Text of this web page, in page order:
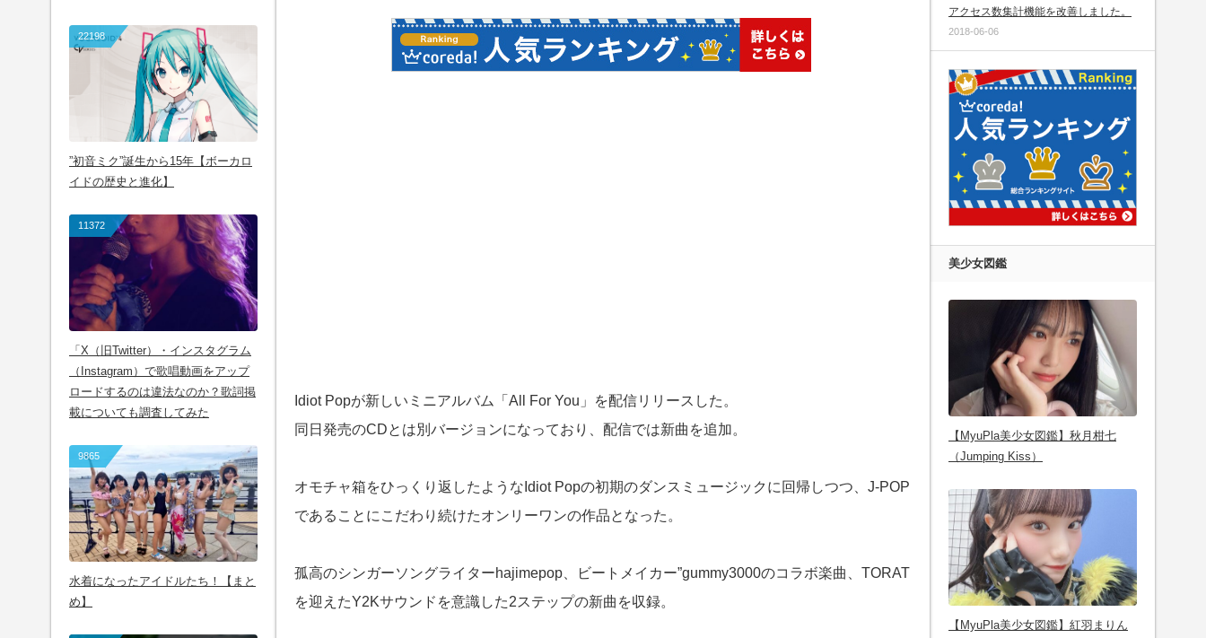
Idiot Popが新しいミニアルバム「All For You」を配信リリースした。
同日発売のCDとは別バージョンになっており、配信では新曲を追加。
オモチャ箱をひっくり返したようなIdiot Popの初期のダンスミュージックに回帰しつつ、J-POP
であることにこだわり続けたオンリーワンの作品となった。
孤高のシンガーソングライターhajimepop、ビートメイカー”gummy3000のコラボ楽曲、TORAT
を迎えたY2Kサウンドを意識した2ステップの新曲を収録。
22198
”初音ミク”誕生から15年【ボーカロ
イドの歴史と進化】
11372
「X（旧Twitter）・インスタグラム
（Instagram）で歌唱動画をアップ
ロードするのは違法なのか？歌詞掲
載についても調査してみた
9865
水着になったアイドルたち！【まと
め】
アクセス数集計機能を改善しました。
2018-06-06
美少女図鑑
【MyuPla美少女図鑑】秋月柑七
（Jumping Kiss）
【MyuPla美少女図鑑】紅羽まりん